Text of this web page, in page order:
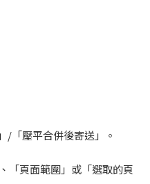
/「壓平合併後寄送」。
「頁面範圍」或「選取的頁